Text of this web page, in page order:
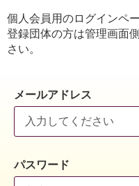
個人会員用のログインペー
登録団体の方は管理画面
さい。
メールアドレス
パスワード